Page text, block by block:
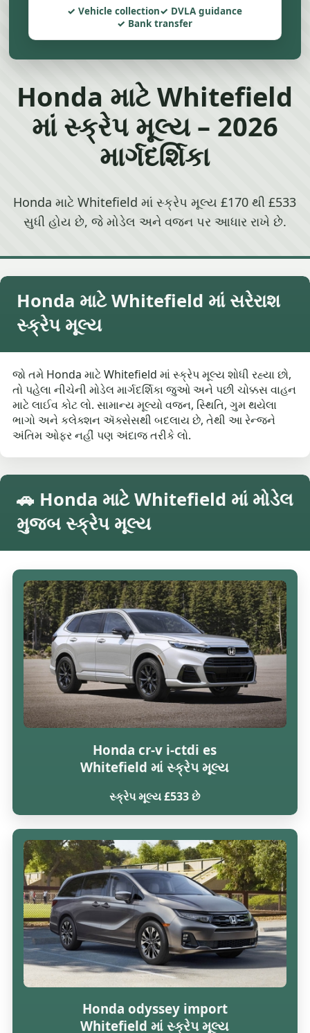
Vehicle collection
DVLA guidance
Bank transfer
Honda માટે Whitefield
માં સ્ક્રેપ મૂલ્ય – 2026
માર્ગદર્શિકા
Honda માટે Whitefield માં સ્ક્રેપ મૂલ્ય £170 થી £533
સુધી હોય છે, જે મોડેલ અને વજન પર આધાર રાખે છે.
Honda માટે Whitefield માં સરેરાશ
સ્ક્રેપ મૂલ્ય
જો તમે Honda માટે Whitefield માં સ્ક્રેપ મૂલ્ય શોધી રહ્યા છો,
તો પહેલા નીચેની મોડેલ માર્ગદર્શિકા જુઓ અને પછી ચોક્કસ વાહન
માટે લાઈવ કોટ લો. સામાન્ય મૂલ્યો વજન, સ્થિતિ, ગુમ થયેલા
ભાગો અને કલેક્શન ઍક્સેસથી બદલાય છે, તેથી આ રેન્જને
અંતિમ ઓફર નહીં પણ અંદાજ તરીકે લો.
🚗 Honda માટે Whitefield માં મોડેલ
મુજબ સ્ક્રેપ મૂલ્ય
Honda cr-v i-ctdi es
Whitefield માં સ્ક્રેપ મૂલ્ય
સ્ક્રેપ મૂલ્ય £533 છે
Honda odyssey import
Whitefield માં સ્ક્રેપ મૂલ્ય